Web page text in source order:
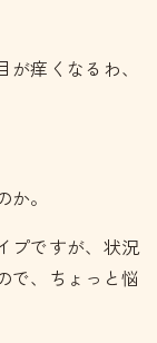
痒くなるわ、
。
プですが、状況
で、ちょっと悩